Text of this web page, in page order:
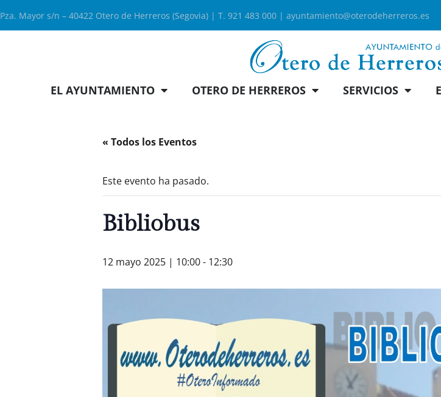
Pza. Mayor s/n – 40422 Otero de Herreros (Segovia) | T. 921 483 000 | ayuntamiento@oterodeherreros.es
EL AYUNTAMIENTO OTERO DE HERREROS SERVICIOS
« Todos los Eventos
Este evento ha pasado.
Bibliobus
12 mayo 2025 | 10:00- 12:30